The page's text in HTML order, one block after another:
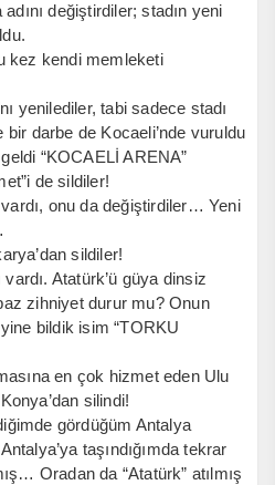
değiştirdiler; stadın yeni
kez kendi memleketi
yenilediler, tabi sadece stadı
bir darbe de Kocaeli’nde vuruldu
“KOCAELİ ARENA”
de sildiler!
onu da değiştirdiler… Yeni
sildiler!
Atatürk’ü güya dinsiz
zihniyet durur mu? Onun
bildik isim “TORKU
en çok hizmet eden Ulu
silindi!
gördüğüm Antalya
taşındığımda tekrar
Oradan da “Atatürk” atılmış